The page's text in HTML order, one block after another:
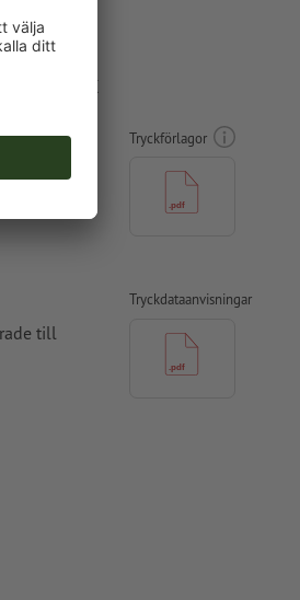
65 x
till
Tryckförlagor
Tryckdataanvisningar